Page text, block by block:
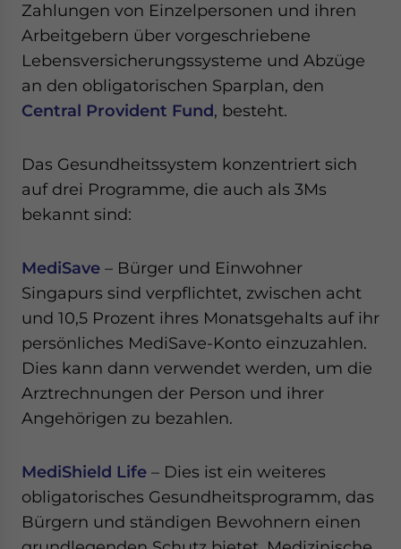
Zahlungen von Einzelpersonen und ihren
Arbeitgebern über vorgeschriebene
Lebensversicherungssysteme und Abzüge
an den obligatorischen Sparplan, den
Central Provident Fund, besteht.
Das Gesundheitssystem konzentriert sich
auf drei Programme, die auch als 3Ms
bekannt sind:
MediSave – Bürger und Einwohner
Singapurs sind verpflichtet, zwischen acht
und 10,5 Prozent ihres Monatsgehalts auf ihr
persönliches MediSave-Konto einzuzahlen.
Dies kann dann verwendet werden, um die
Arztrechnungen der Person und ihrer
Angehörigen zu bezahlen.
MediShield Life – Dies ist ein weiteres
obligatorisches Gesundheitsprogramm, das
Bürgern und ständigen Bewohnern einen